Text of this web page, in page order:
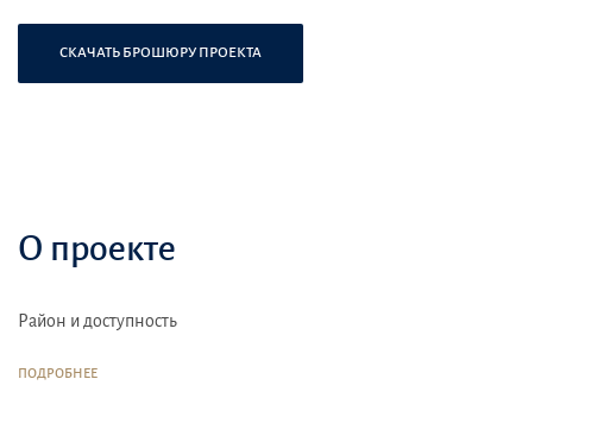
СКАЧАТЬ БРОШЮРУ ПРОЕКТА
О проекте
Район и доступность
ПОДРОБНЕЕ